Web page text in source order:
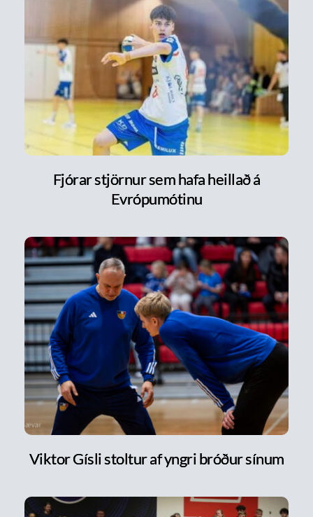
Fjórar stjörnur sem hafa heillað á
Evrópumótinu
Viktor Gísli stoltur af yngri bróður sínum